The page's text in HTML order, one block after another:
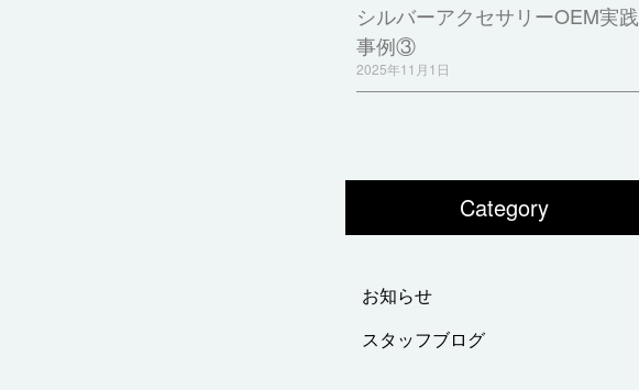
シルバーアクセサリーOEM実践
事例③
2025年11月1日
Category
お知らせ
スタッフブログ